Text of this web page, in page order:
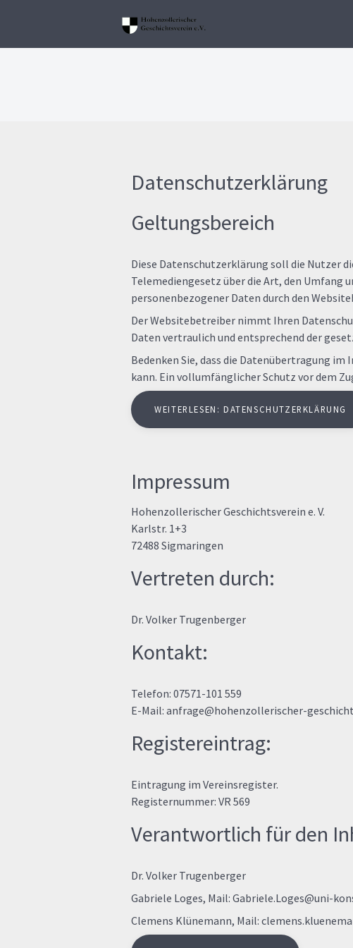
Datenschutzerklärung
Geltungsbereich
Diese Datenschutzerklärung soll die Nutzer
Telemediengesetz über die Art, den Umfang
personenbezogener Daten durch den
Der Websitebetreiber nimmt Ihren
Daten vertraulich und entsprechend der
Bedenken Sie, dass die Datenübertragung
kann. Ein vollumfänglicher Schutz vor dem
WEITERLESEN: DATENSCHUTZERKLÄRUNG
Impressum
Hohenzollerischer Geschichtsverein e. V.
Karlstr. 1+3
72488 Sigmaringen
Vertreten durch:
Dr. Volker Trugenberger
Kontakt:
Telefon: 07571-101 559
E-Mail:anfrage@hohenzollerischer-
Registereintrag:
Eintragung im Vereinsregister.
Registernummer: VR 569
Verantwortlich für den
Dr. Volker Trugenberger
Gabriele Loges, Mail:Gabriele.Loges@uni-
Clemens Klünemann, Mail: